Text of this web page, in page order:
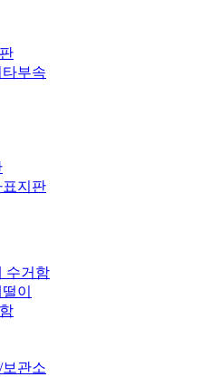
부속
표지판
수거함
이
보관소